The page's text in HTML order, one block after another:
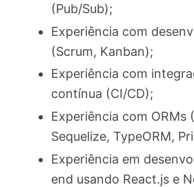
(Pub/Sub);
Experiência com
(Scrum, Kanban);
Experiência com
contínua (CI/CD);
Experiência com ORMs
Sequelize, TypeORM,
Experiência em
end usando React.js e